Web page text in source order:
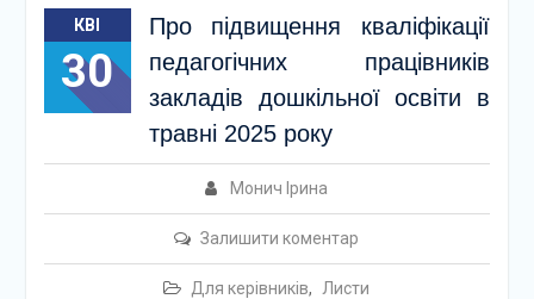
КВІ
30
Про підвищення кваліфікації
педагогічних працівників
закладів дошкільної освіти в
травні 2025 року
Монич Ірина
Залишити коментар
Для керівників,
Листи